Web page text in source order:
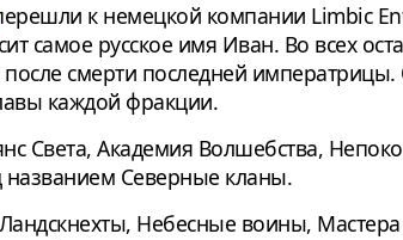
к немецкой компании Limbic
самое русское имя Иван. Во всех
смерти последней императрицы.
каждой фракции.
Света, Академия Волшебства,
названием Северные кланы.
Небесные воины,